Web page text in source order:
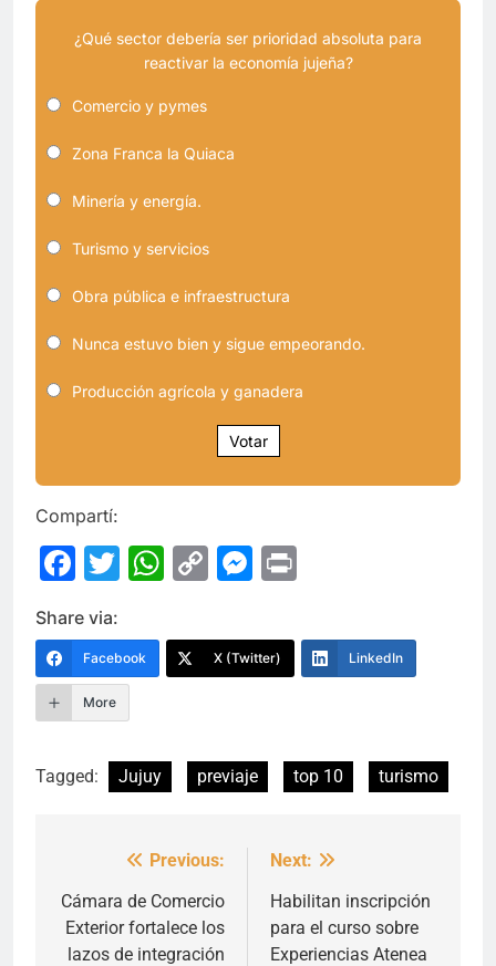
¿Qué sector debería ser prioridad absoluta para
reactivar la economía jujeña?
Comercio y pymes
Zona Franca la Quiaca
Minería y energía.
Turismo y servicios
Obra pública e infraestructura
Nunca estuvo bien y sigue empeorando.
Producción agrícola y ganadera
Votar
Compartí:
Facebook
Twitter
WhatsApp
CopyMessenger
Share via:
Facebook X (Twitter) LinkedIn
More
Tagged: Jujuy previaje top 10 turismo
Navegación
de
entradas
Previous:
Cámara de Comercio
Exterior fortalece los
lazos de integración
Next:
Habilitan inscripción
para el curso sobre
Experiencias Atenea